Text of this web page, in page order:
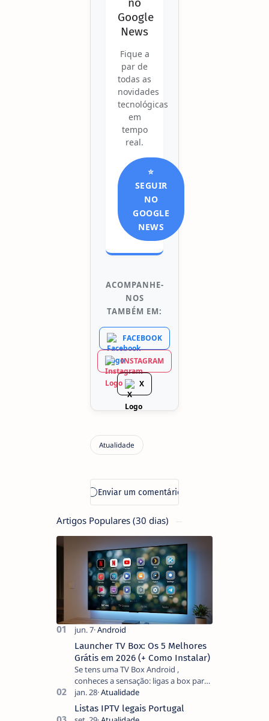
no
Google
News
Fique a
par de
todas as
novidades
tecnológicas
em
tempo
real.
⭐
SEGUIR
NO
GOOGLE
NEWS
ACOMPANHE-
NOS
TAMBÉM EM:
FACEBOOK
INSTAGRAM
X
Artigos Populares (30 dias)
Launcher TV Box: Os 5 Melhores
Grátis em 2026 (+ Como Instalar)
Se tens uma TV Box Android ,
conheces a sensação: ligas a box para
ver um filme e o ecrã inicial está
coberto de sugestões que não
pediste, ban…
Listas IPTV legais Portugal